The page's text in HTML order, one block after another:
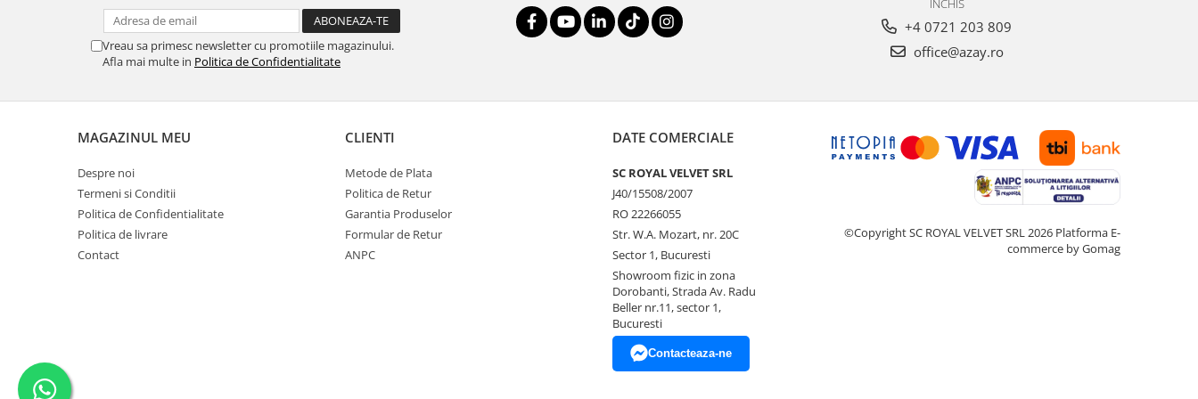
MORRIS&AMP;CO
SERENDIPITY GOLD
CHELSEA
PATCHWORK WILLOW
JARDIN
RENAISSANCE RED
Vreau sa primesc newsletter cu promotiile magazinului.
Afla mai multe in Politica de Confidentialitate
INCHIS
+4 0721 203 809
office@azay.ro
MAGAZINUL MEU
Despre noi
Termeni si Conditii
Politica de Confidentialitate
Politica de livrare
Contact
CLIENTI
Metode de Plata
Politica de Retur
Garantia Produselor
Formular de Retur
ANPC
DATE COMERCIALE
SC ROYAL VELVET SRL
J40/15508/2007
RO 22266055
Str. W.A. Mozart, nr. 20C
Sector 1, Bucuresti
Showroom fizic in zona
Dorobanti, Strada Av. Radu
Beller nr.11, sector 1,
Bucuresti
Contacteaza-ne
©Copyright SC ROYAL VELVET SRL 2026 Platforma E-
commerce by Gomag